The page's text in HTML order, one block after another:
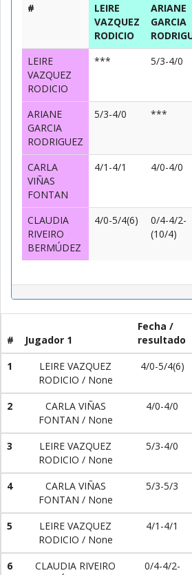
#
LEIRE
VAZQUEZ
RODICIO
ARIANE
GARCIA
LEIRE
VAZQUEZ
RODICIO
*** 5/3-4/0
ARIANE
GARCIA
RODRIGUEZ
5/3-4/0 ***
CARLA
VIÑAS
FONTAN
4/1-4/1 4/0-4/0
CLAUDIA
RIVEIRO
BERMÚDEZ
4/0-5/4(6)
0/4-4/2-
(10/4)
# Jugador 1
Fecha /
resultado
1
LEIRE VAZQUEZ
RODICIO / None
4/0-5/4(6)
2
CARLA VIÑAS
FONTAN / None
4/0-4/0
3
LEIRE VAZQUEZ
RODICIO / None
5/3-4/0
4
CARLA VIÑAS
FONTAN / None
5/3-5/3
5
LEIRE VAZQUEZ
RODICIO / None
4/1-4/1
6
CLAUDIA RIVEIRO
0/4-4/2-